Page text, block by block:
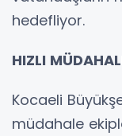
hedefliyor.
HIZLI
Kocaeli
müdahale